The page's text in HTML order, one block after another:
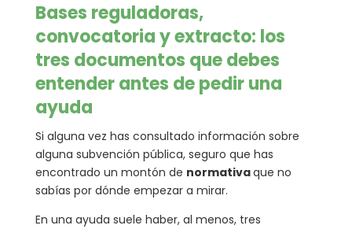
Bases reguladoras,
convocatoria y extracto: los
tres documentos que debes
entender antes de pedir una
ayuda
Si alguna vez has consultado información sobre
alguna subvención pública, seguro que has
encontrado un montón de normativaque no
sabías por dónde empezar a mirar.
En una ayuda suele haber, al menos, tres